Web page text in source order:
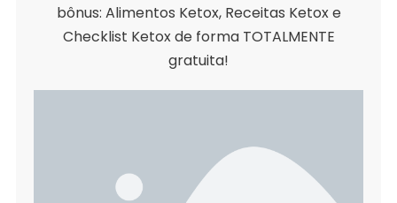
bônus: Alimentos Ketox, Receitas Ketox e
Checklist Ketox de forma TOTALMENTE
gratuita!